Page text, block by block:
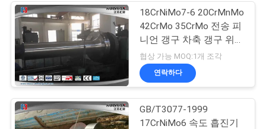
트
맵
PRIVACY
POLICY
열처리 위조
14
18CrNiMo7-6 20CrMnMo
42CrMo 35CrMo 전송 피
니언 갱구 차축 갱구 위조
갱구
협상 가능 MOQ:1개 조각
연락하다
GB/T3077-1999
17CrNiMo6 속도 흡진기